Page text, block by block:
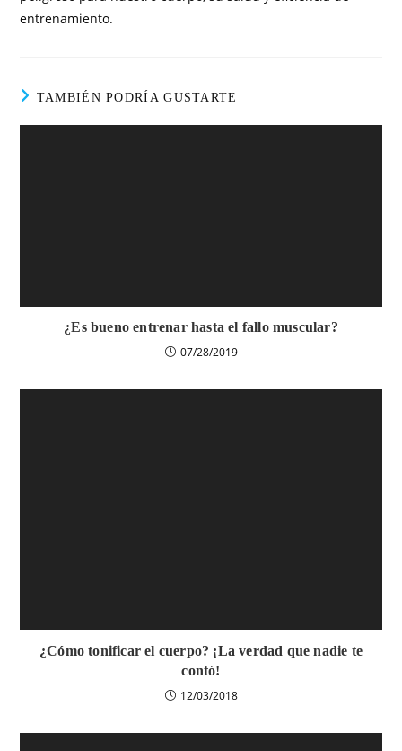
entrenamiento.
TAMBIÉN PODRÍA GUSTARTE
¿Es bueno entrenar hasta el fallo muscular?
07/28/2019
¿Cómo tonificar el cuerpo? ¡La verdad que nadie te
contó!
12/03/2018